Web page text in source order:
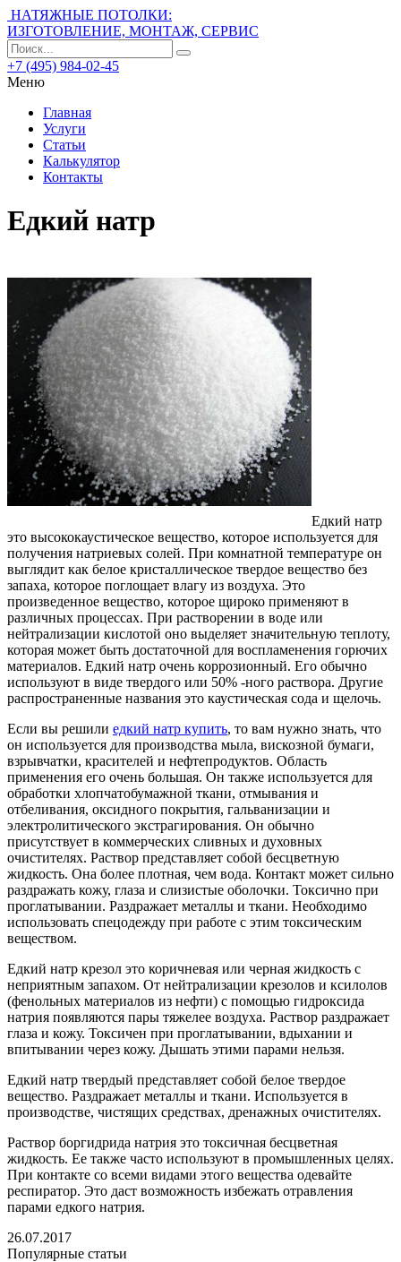
НАТЯЖНЫЕ ПОТОЛКИ:
ИЗГОТОВЛЕНИЕ, МОНТАЖ, СЕРВИС
+7 (495) 984-02-45
Меню
Главная
Услуги
Статьи
Калькулятор
Контакты
Едкий натр
Едкий натр
это высококаустическое вещество, которое используется для
получения натриевых солей. При комнатной температуре он
выглядит как белое кристаллическое твердое вещество без
запаха, которое поглощает влагу из воздуха. Это
произведенное вещество, которое щироко применяют в
различных процессах. При растворении в воде или
нейтрализации кислотой оно выделяет значительную теплоту,
которая может быть достаточной для воспламенения горючих
материалов. Едкий натр очень коррозионный. Его обычно
используют в виде твердого или 50% -ного раствора. Другие
распространенные названия это каустическая сода и щелочь.
Если вы решили едкий натр купить, то вам нужно знать, что
он используется для производства мыла, вискозной бумаги,
взрывчатки, красителей и нефтепродуктов. Область
применения его очень большая. Он также используется для
обработки хлопчатобумажной ткани, отмывания и
отбеливания, оксидного покрытия, гальванизации и
электролитического экстрагирования. Он обычно
присутствует в коммерческих сливных и духовных
очистителях. Раствор представляет собой бесцветную
жидкость. Она более плотная, чем вода. Контакт может сильно
раздражать кожу, глаза и слизистые оболочки. Токсично при
проглатывании. Раздражает металлы и ткани. Необходимо
использовать спецодежду при работе с этим токсическим
веществом.
Едкий натр крезол это коричневая или черная жидкость с
неприятным запахом. От нейтрализации крезолов и ксилолов
(фенольных материалов из нефти) с помощью гидроксида
натрия появляются пары тяжелее воздуха. Раствор раздражает
глаза и кожу. Токсичен при проглатывании, вдыхании и
впитывании через кожу. Дышать этими парами нельзя.
Едкий натр твердый представляет собой белое твердое
вещество. Раздражает металлы и ткани. Используется в
производстве, чистящих средствах, дренажных очистителях.
Раствор боргидрида натрия это токсичная бесцветная
жидкость. Ее также часто используют в промышленных целях.
При контакте со всеми видами этого вещества одевайте
респиратор. Это даст возможность избежать отравления
парами едкого натрия.
26.07.2017
Популярные статьи